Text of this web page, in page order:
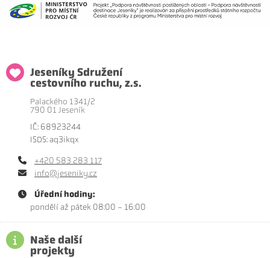
Jeseníky Sdružení
cestovního ruchu, z.s.
Palackého 1341/2
790 01 Jeseník
IČ: 68923244
ISDS: aq3ikqx
+420 583 283 117
info@jeseniky.cz
Úřední hodiny:
pondělí až pátek 08:00 - 16:00
Naše další
projekty